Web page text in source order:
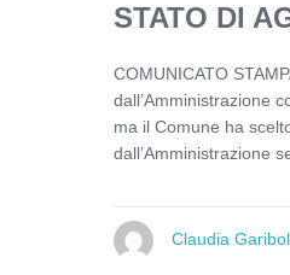
STATO DI
COMUNICATO
dall’Amministrazione
ma il Comune ha
dall’Amministrazione
Claudia